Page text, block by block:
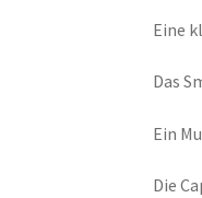
Eine
Das
Ein
Die